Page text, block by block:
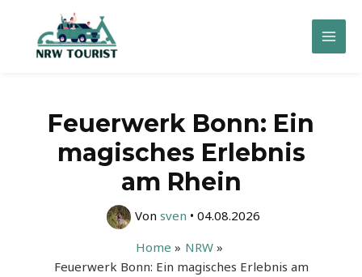
springen
Main
Feuerwerk Bonn: Ein
magisches Erlebnis
am Rhein
Von sven • 04.08.2026
Home
NRW
Feuerwerk Bonn: Ein magisches Erlebnis am